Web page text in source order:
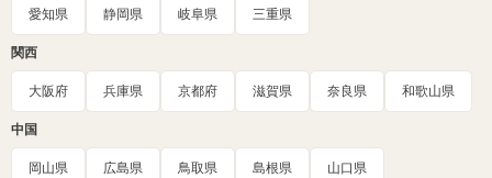
愛知県 静岡県 岐阜県 三重県
関西
大阪府 兵庫県 京都府 滋賀県 奈良県 和歌山県
中国
岡山県 広島県 鳥取県 島根県 山口県